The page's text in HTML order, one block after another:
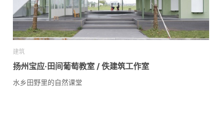
建筑
扬州宝应·田间葡萄教室 / 佚建筑工作室
水乡田野里的自然课堂